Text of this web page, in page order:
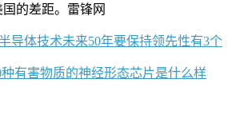
的差距。雷锋网
导体技术未来50年要保持领先性有3个
种有害物质的神经形态芯片是什么样